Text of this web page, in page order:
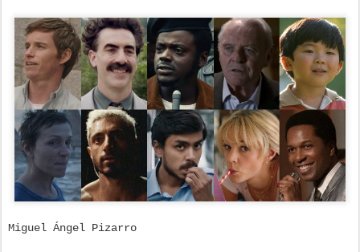
Miguel Ángel Pizarro